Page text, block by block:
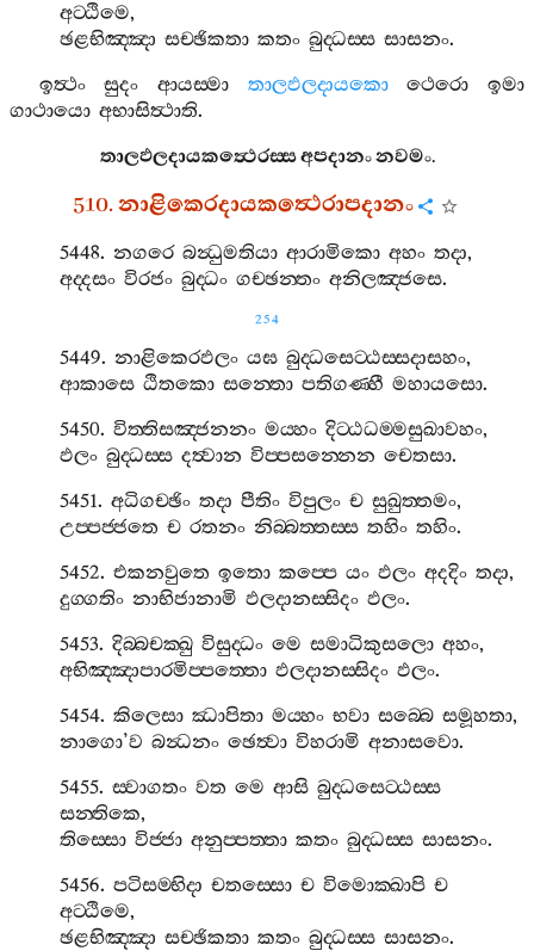
අට‍්ඨිමෙ,
ඡළභිඤ‍්ඤා සච‍්ඡිකතා කතං බුද‍්ධස‍්ස සාසනං.
ඉත්‍ථං
සුදං ආයස‍්මා තාලඵලදායකො ථෙරො
ඉමා
ගාථායො අභාසිත්‍ථාති.
තාලඵලදායකත්‍ථෙරස‍්සඅපදානංනවමං.
510.නාළිකෙරදායකත්‍ථෙරාපදානං
5448.නගරෙ බන්‍ධුමතියා ආරාමිකො අහං තදා,
අද‍්දසං විරජං බුද‍්ධං ගච‍්ඡන‍්තං අනිලඤ‍්ජසෙ.
254
5449.නාළිකෙරඵලං යඝ බුද‍්ධසෙට‍්ඨස‍්සදාසහං,
ආකාසෙ ඨිතකො සන‍්තො පතිගණ‍්හී මහායසො.
5450.විත‍්තිසඤ‍්ජනනං මය‍්හං දිට‍්ඨධම‍්මසුඛාවහං,
ඵලං බුද‍්ධස‍්ස දත්‍වාන විප‍්පසන‍්නෙන චෙතසා.
5451.අධිගච‍්ඡිං තදා පීතිං විපුලං ච සුඛුත‍්තමං,
උප‍්පජ‍්ජතෙ ච රතනං නිබ‍්බත‍්තස‍්ස තහිං තහිං.
5452.එකනවුතෙ ඉතො කප‍්පෙ යං ඵලං අදදිං තදා,
දුග‍්ගතිං නාභිජානාමි ඵලදානස‍්සිදං ඵලං.
5453.දිබ‍්බචක‍්ඛු විසුද‍්ධං මෙ සමාධිකුසලො අහං,
අභිඤ‍්ඤාපාරමිප‍්පත‍්තො ඵලදානස‍්සිදං ඵලං.
5454.කිලෙසා ඣාපිතා මය‍්හං භවා සබ‍්බෙ සමූහතා,
නාගො’ව බන්‍ධනං ඡෙත්‍වා විහරාමි අනාසවො.
5455.ස‍්වාගතං වත මෙ ආසි බුද‍්ධසෙට‍්ඨස‍්ස
සන‍්තිකෙ,
තිස‍්සො විජ‍්ජා අනුප‍්පත‍්තා කතං බුද‍්ධස‍්ස සාසනං.
5456.පටිසම‍්භිදා චතස‍්සො ච විමොක‍්ඛාපි ච
අට‍්ඨිමෙ,
ඡළභිඤ‍්ඤා සච‍්ඡිකතා කතං බුද‍්ධස‍්ස සාසනං.